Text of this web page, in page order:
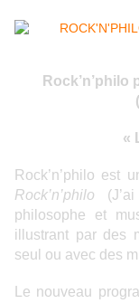
«
Rock’n’philo est
Rock’n’philo
philosophe et
illustrant par des
seul ou avec des
Le nouveau